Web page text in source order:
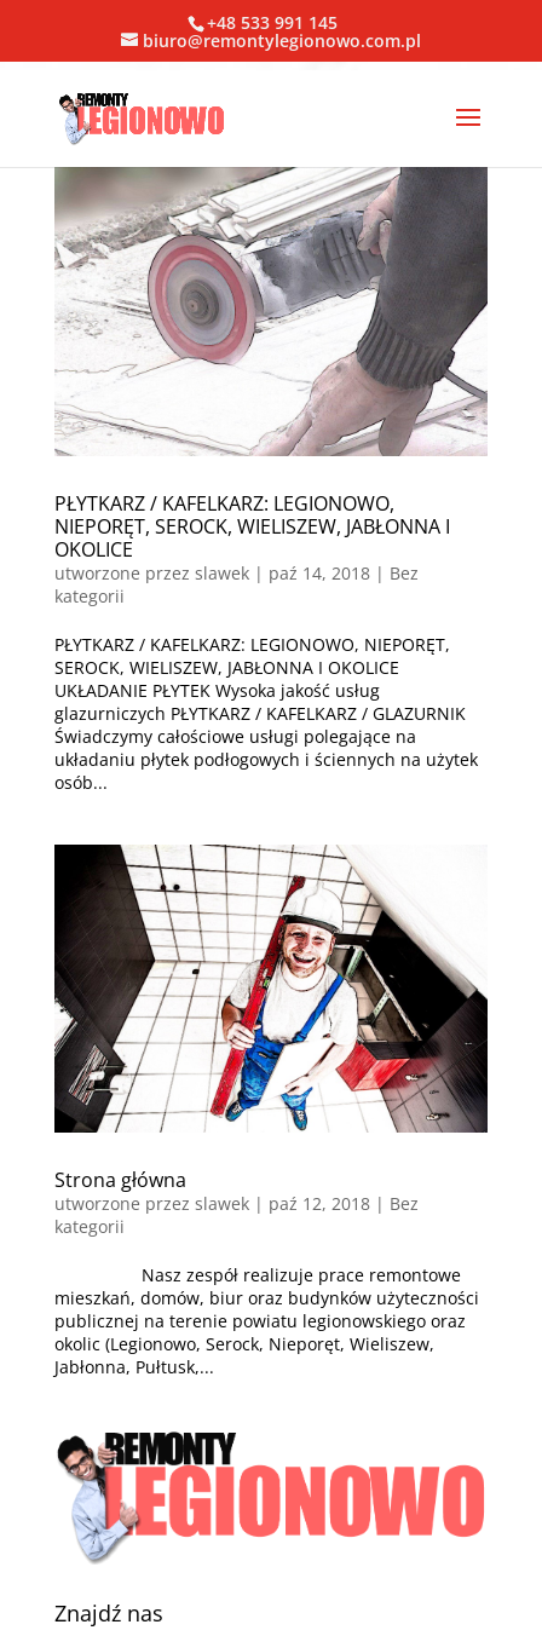
+48 533 991 145
biuro@remontylegionowo.com.pl
PŁYTKARZ / KAFELKARZ: LEGIONOWO,
NIEPORĘT, SEROCK, WIELISZEW, JABŁONNA I
OKOLICE
utworzone przez slawek| paź 14, 2018| Bez
kategorii
PŁYTKARZ / KAFELKARZ: LEGIONOWO, NIEPORĘT,
SEROCK, WIELISZEW, JABŁONNA I OKOLICE
UKŁADANIE PŁYTEK Wysoka jakość usług
glazurniczych PŁYTKARZ / KAFELKARZ / GLAZURNIK
Świadczymy całościowe usługi polegające na
układaniu płytek podłogowych i ściennych na użytek
osób...
Strona główna
utworzone przez slawek| paź 12, 2018| Bez
kategorii
Nasz zespół realizuje prace remontowe
mieszkań, domów, biur oraz budynków użyteczności
publicznej na terenie powiatu legionowskiego oraz
okolic (Legionowo, Serock, Nieporęt, Wieliszew,
Jabłonna, Pułtusk,...
Znajdź nas